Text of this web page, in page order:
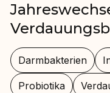
Darmbakterien
Probiotika